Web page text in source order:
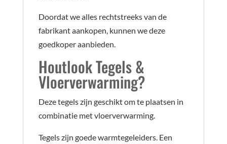
Doordat we alles rechtstreeks van de
fabrikant aankopen, kunnen we deze
goedkoper aanbieden.
Houtlook Tegels &
Vloerverwarming?
Deze tegels zijn geschikt om te plaatsen in
combinatie met vloerverwarming.
Tegels zijn goede warmtegeleiders. Een